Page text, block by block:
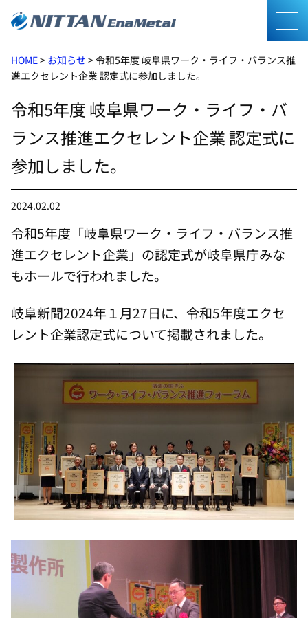
メ
HOME> お知らせ >令和5年度 岐阜県ワーク・ライフ・バランス推
進エクセレント企業 認定式に参加しました。
令和5年度 岐阜県ワーク・ライフ・バ
ランス推進エクセレント企業 認定式に
参加しました。
2024.02.02
令和5年度「岐阜県ワーク・ライフ・バランス推
進エクセレント企業」の認定式が岐阜県庁みな
もホールで行われました。
岐阜新聞2024年１月27日に、令和5年度エクセ
レント企業認定式について掲載されました。